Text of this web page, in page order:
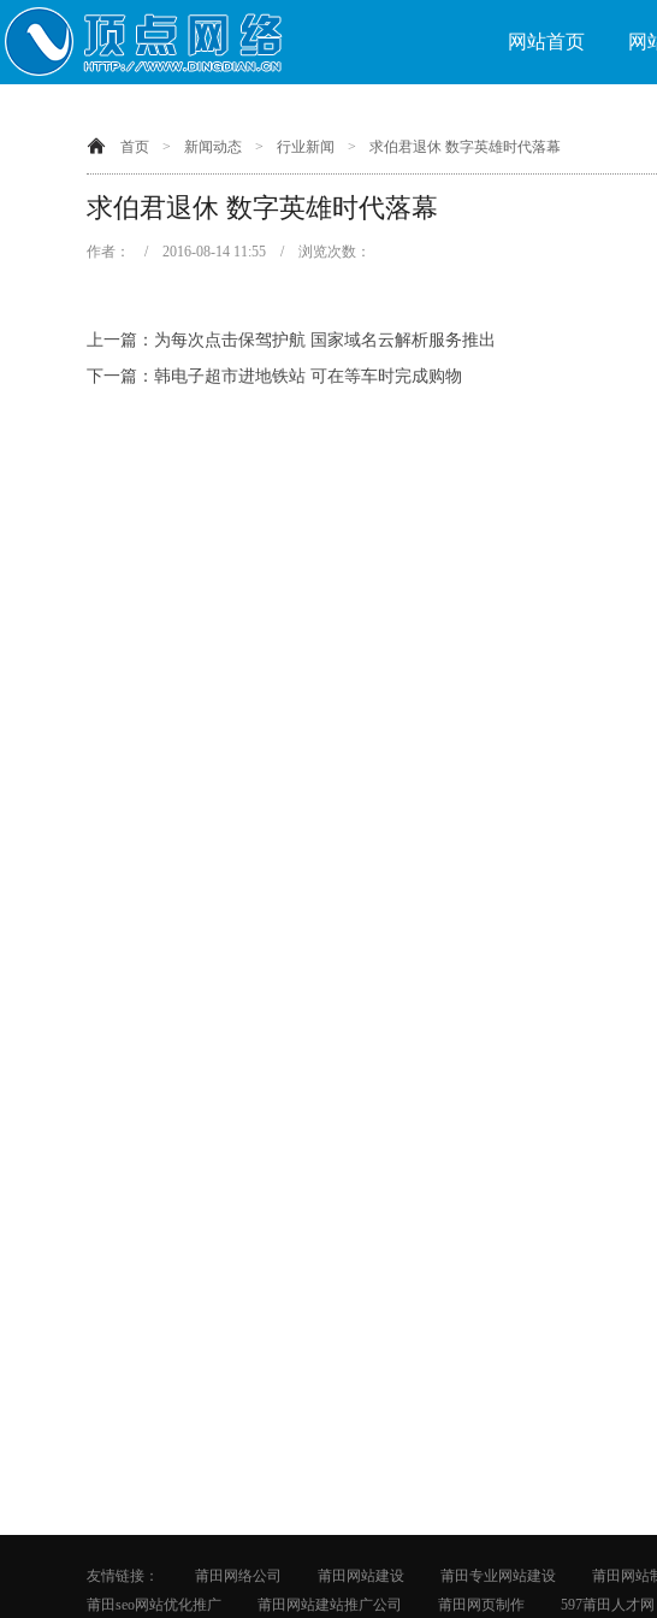
网站首页 网
首页 > 新闻动态 > 行业新闻 > 求伯君退休 数字英雄时代落幕
求伯君退休 数字英雄时代落幕
作者： / 2016-08-14 11:55 / 浏览次数：
上一篇： 为每次点击保驾护航 国家域名云解析服务推出
下一篇： 韩电子超市进地铁站 可在等车时完成购物
友情链接： 莆田网络公司 莆田网站建设 莆田专业网站建设 莆田网站
莆田seo网站优化推广
莆田网站建站推广公司 莆田网页制作 597莆田人才网